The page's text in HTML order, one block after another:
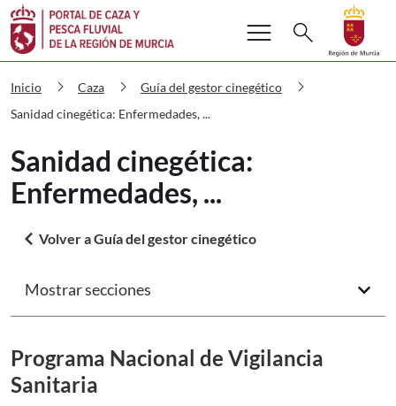
Cazaypesca Sanidad cinegética:
Volver a
Ir a
menu Buscar
search
Inicio chevron_right Caza chevron_right Guía del gestor cinegético chevron_right
Sanidad cinegética: Enfermedades, ...
Sanidad cinegética:
Enfermedades, ...
arrow_back_ios Volver a Guía del gestor cinegético
Mostrar secciones arrow_forward_ios
Programa Nacional de Vigilancia
Sanitaria